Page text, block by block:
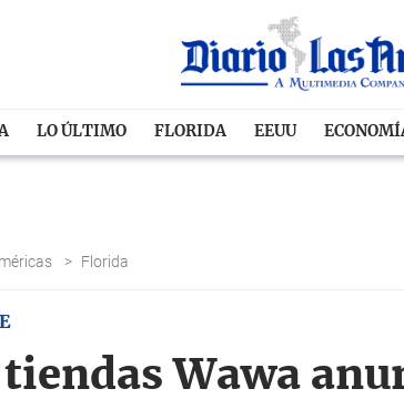
LO ÚLTIMO FLORIDA EEUU
> Florida
tiendas Wawa